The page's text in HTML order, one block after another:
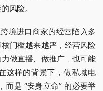
风险。
进口商家的经营陷入多
门槛越来越严，经营风险
做直播、做推广，也可能
这样的背景下，做私域电
而是 “安身立命” 的必要举